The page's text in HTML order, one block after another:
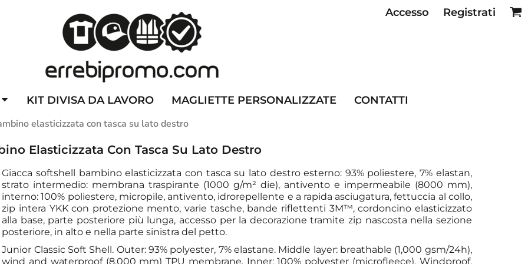
Accesso Registrati
KIT DIVISA DA LAVORO MAGLIETTE PERSONALIZZATE CONTATTI
elasticizzata con tasca su lato destro
Elasticizzata Con Tasca Su Lato Destro
Giacca softshell bambino elasticizzata con tasca su lato destro esterno: 93% poliestere, 7% elastan,
strato intermedio: membrana traspirante (1000 g/m² die), antivento e impermeabile (8000 mm),
interno: 100% poliestere, micropile, antivento, idrorepellente e a rapida asciugatura, fettuccia al collo,
zip intera YKK con protezione mento, varie tasche, bande riflettenti 3M™, cordoncino elasticizzato
alla base, parte posteriore più lunga, accesso per la decorazione tramite zip nascosta nella sezione
posteriore, in alto e nella parte sinistra del petto.
Junior Classic Soft Shell. Outer: 93% polyester, 7% elastane. Middle layer: breathable (1,000 gsm/24h),
wind and waterproof (8,000 mm) TPU membrane. Inner: 100% polyester (microfleece). Windproof,
CAPPELLINI PERSONALIZZATI ALTA VISIBILITA'